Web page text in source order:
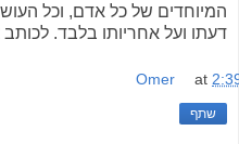
המיוחדים של כל אדם, וכל
דעתו ועל אחריותו בלבד. לכותב
Omer at
שתף